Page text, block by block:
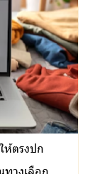
ห้ตรงปก
างเลือก